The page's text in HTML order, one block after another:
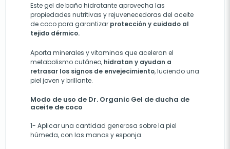
Este gel de baño hidratante aprovecha las
propiedades nutritivas y rejuvenecedoras del aceite
de coco para garantizar protección y cuidado al
tejido dérmico.
Aporta minerales y vitaminas que aceleran el
metabolismo cutáneo, hidratan y ayudan a
retrasar los signos de envejecimiento, luciendo una
piel joven y brillante.
Modo de uso de Dr. Organic Gel de ducha de
aceite de coco
1- Aplicar una cantidad generosa sobre la piel
húmeda, con las manos y esponja.